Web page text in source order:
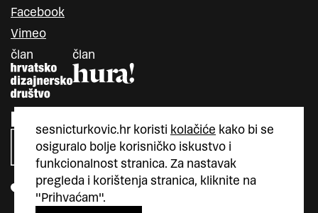
sesnicturkovic.hr koristi kolačiće kako bi se
osiguralo bolje korisničko iskustvo i
funkcionalnost stranica. Za nastavak
pregleda i korištenja stranica, kliknite na
"Prihvaćam".
Facebook
Vimeo
član
član